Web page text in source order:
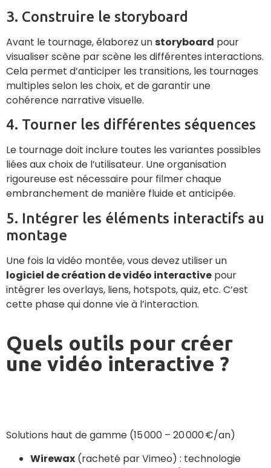
3. Construire le storyboard
Avant le tournage, élaborez unstoryboard pour
visualiser scène par scène les différentes interactions.
Cela permet d’anticiper les transitions, les tournages
multiples selon les choix, et de garantir une
cohérence narrative visuelle.
4. Tourner les différentes séquences
Le tournage doit inclure toutes les variantes possibles
liées aux choix de l’utilisateur. Une organisation
rigoureuse est nécessaire pour filmer chaque
embranchement de manière fluide et anticipée.
5. Intégrer les éléments interactifs au
montage
Une fois la vidéo montée, vous devez utiliser un
logiciel de création de vidéo interactive pour
intégrer les overlays, liens, hotspots, quiz, etc. C’est
cette phase qui donne vie à l’interaction.
Quels outils pour créer
une vidéo interactive ?
Solutions haut de gamme (15 000 – 20 000 €/an)
Wirewax (racheté par Vimeo) : technologie